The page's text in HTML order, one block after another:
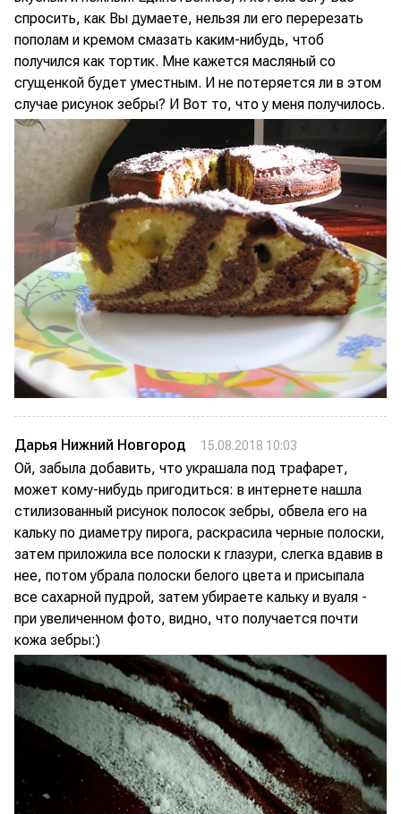
спросить, как Вы думаете, нельзя ли его перерезать
пополам и кремом смазать каким-нибудь, чтоб
получился как тортик. Мне кажется масляный со
сгущенкой будет уместным. И не потеряется ли в этом
случае рисунок зебры? И Вот то, что у меня получилось.
Дарья Нижний Новгород 15.08.2018 10:03
Ой, забыла добавить, что украшала под трафарет,
может кому-нибудь пригодиться: в интернете нашла
стилизованный рисунок полосок зебры, обвела его на
кальку по диаметру пирога, раскрасила черные полоски,
затем приложила все полоски к глазури, слегка вдавив в
нее, потом убрала полоски белого цвета и присыпала
все сахарной пудрой, затем убираете кальку и вуаля -
при увеличенном фото, видно, что получается почти
кожа зебры:)